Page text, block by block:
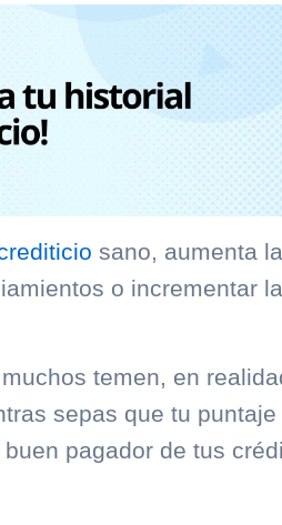
sano, aumenta
o incrementar
temen, en
sepas que tu puntaje
pagador de tus